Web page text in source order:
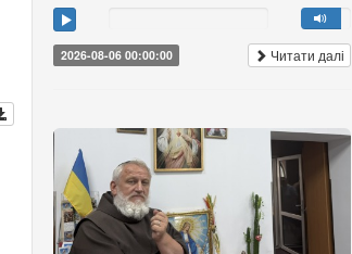
2026-08-06 00:00:00 Читати далі